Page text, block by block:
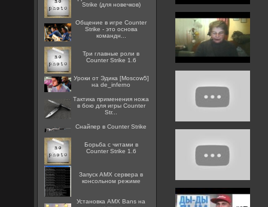
Strike (для новечков)
Общение в игре Counter
Strike - это основа
командн...
Три главные роли в
Counter Strike 1.6
Уроки от Эдика [Moscow5]
на de_inferno
Тактика применения ножа
в бою для игры Counter
Str...
Снайпер в Counter Strike
Борьба с читами в
Counter Strike 1.6
Запуск AMX сервера в
консольном режиме
Установка AMX Bans на